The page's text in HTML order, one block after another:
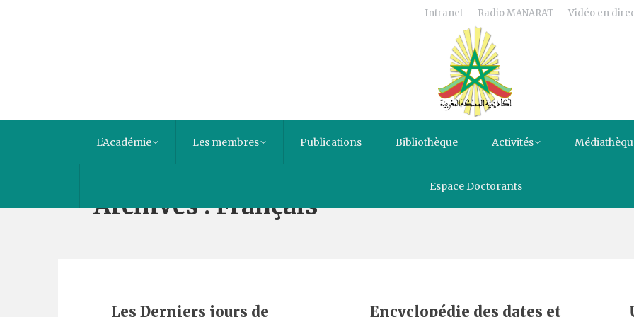
Intranet Radio MANARAT Vidéo en
L’Académie Les membres Publications Bibliothèque Activités
Espace Doctorants
Archives :Français
Les Derniers jours de
Encyclopédie des dates et